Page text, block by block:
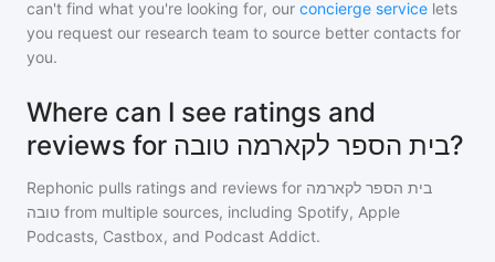
can't find what you're looking for, our concierge service lets
you request our research team to source better contacts for
you.
Where can I see ratings and
reviews for בית הספר לקארמה טובה?
Rephonic pulls ratings and reviews for בית הספר לקארמה
טובה from multiple sources, including Spotify, Apple
Podcasts, Castbox, and Podcast Addict.